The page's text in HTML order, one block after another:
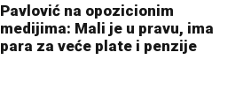
Pavlović na opozicionim
medijima: Mali je u pravu, ima
para za veće plate i penzije